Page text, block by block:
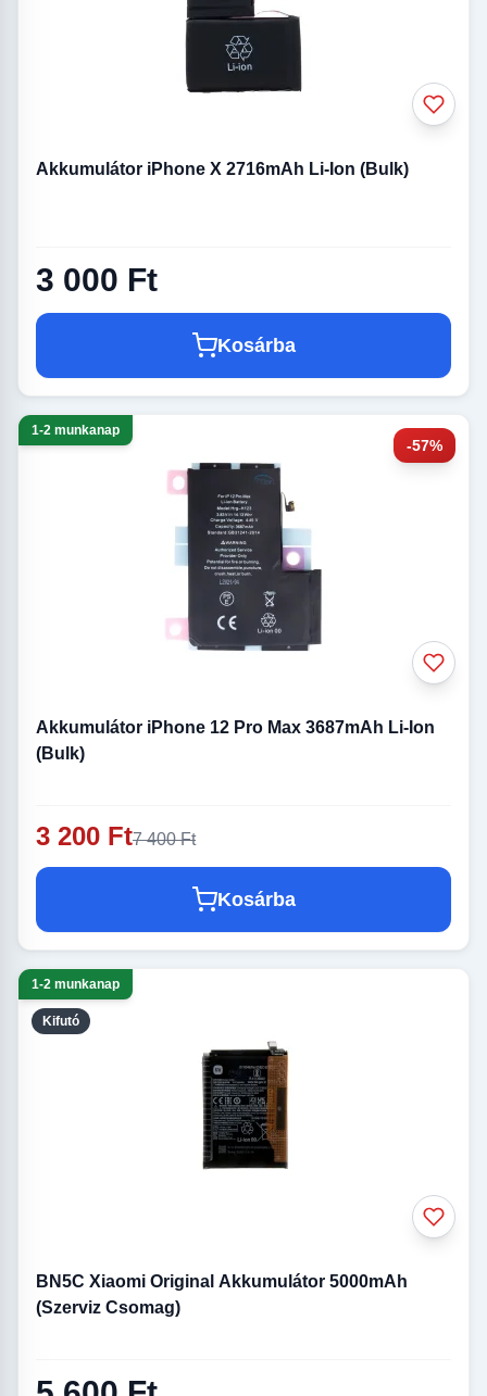
Akkumulátor iPhone X 2716mAh Li-Ion (Bulk)
3 000 Ft
Kosárba
-57%
1-2 munkanap
Akkumulátor iPhone 12 Pro Max 3687mAh Li-Ion
(Bulk)
3 200 Ft7 400 Ft
Kosárba
Kifutó
1-2 munkanap
BN5C Xiaomi Original Akkumulátor 5000mAh
(Szerviz Csomag)